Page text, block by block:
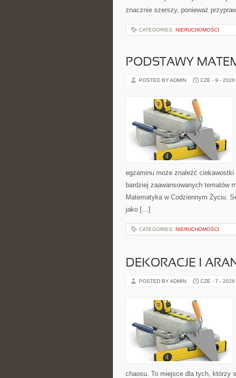
znacznie szerszy, ponieważ
CATEGORIES: NIERUCHOMOŚCI
PODSTAWY
POSTED BY ADMIN CZE - 9 - 2026
egzaminu może znaleźć
bardziej zaawansowanych tematów
Matematyka w Codziennym Życiu.
jako […]
CATEGORIES: NIERUCHOMOŚCI
DEKORACJE I
POSTED BY ADMIN CZE - 7 - 2026
chaosu. To miejsce dla tych, którzy